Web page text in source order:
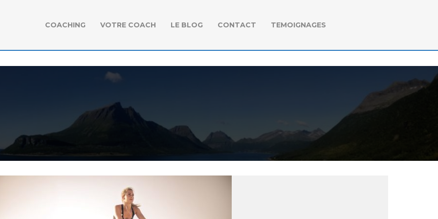
COACHING VOTRE COACH LE BLOG CONTACT TEMOIGNAGES